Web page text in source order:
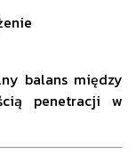
balans między
penetracji w